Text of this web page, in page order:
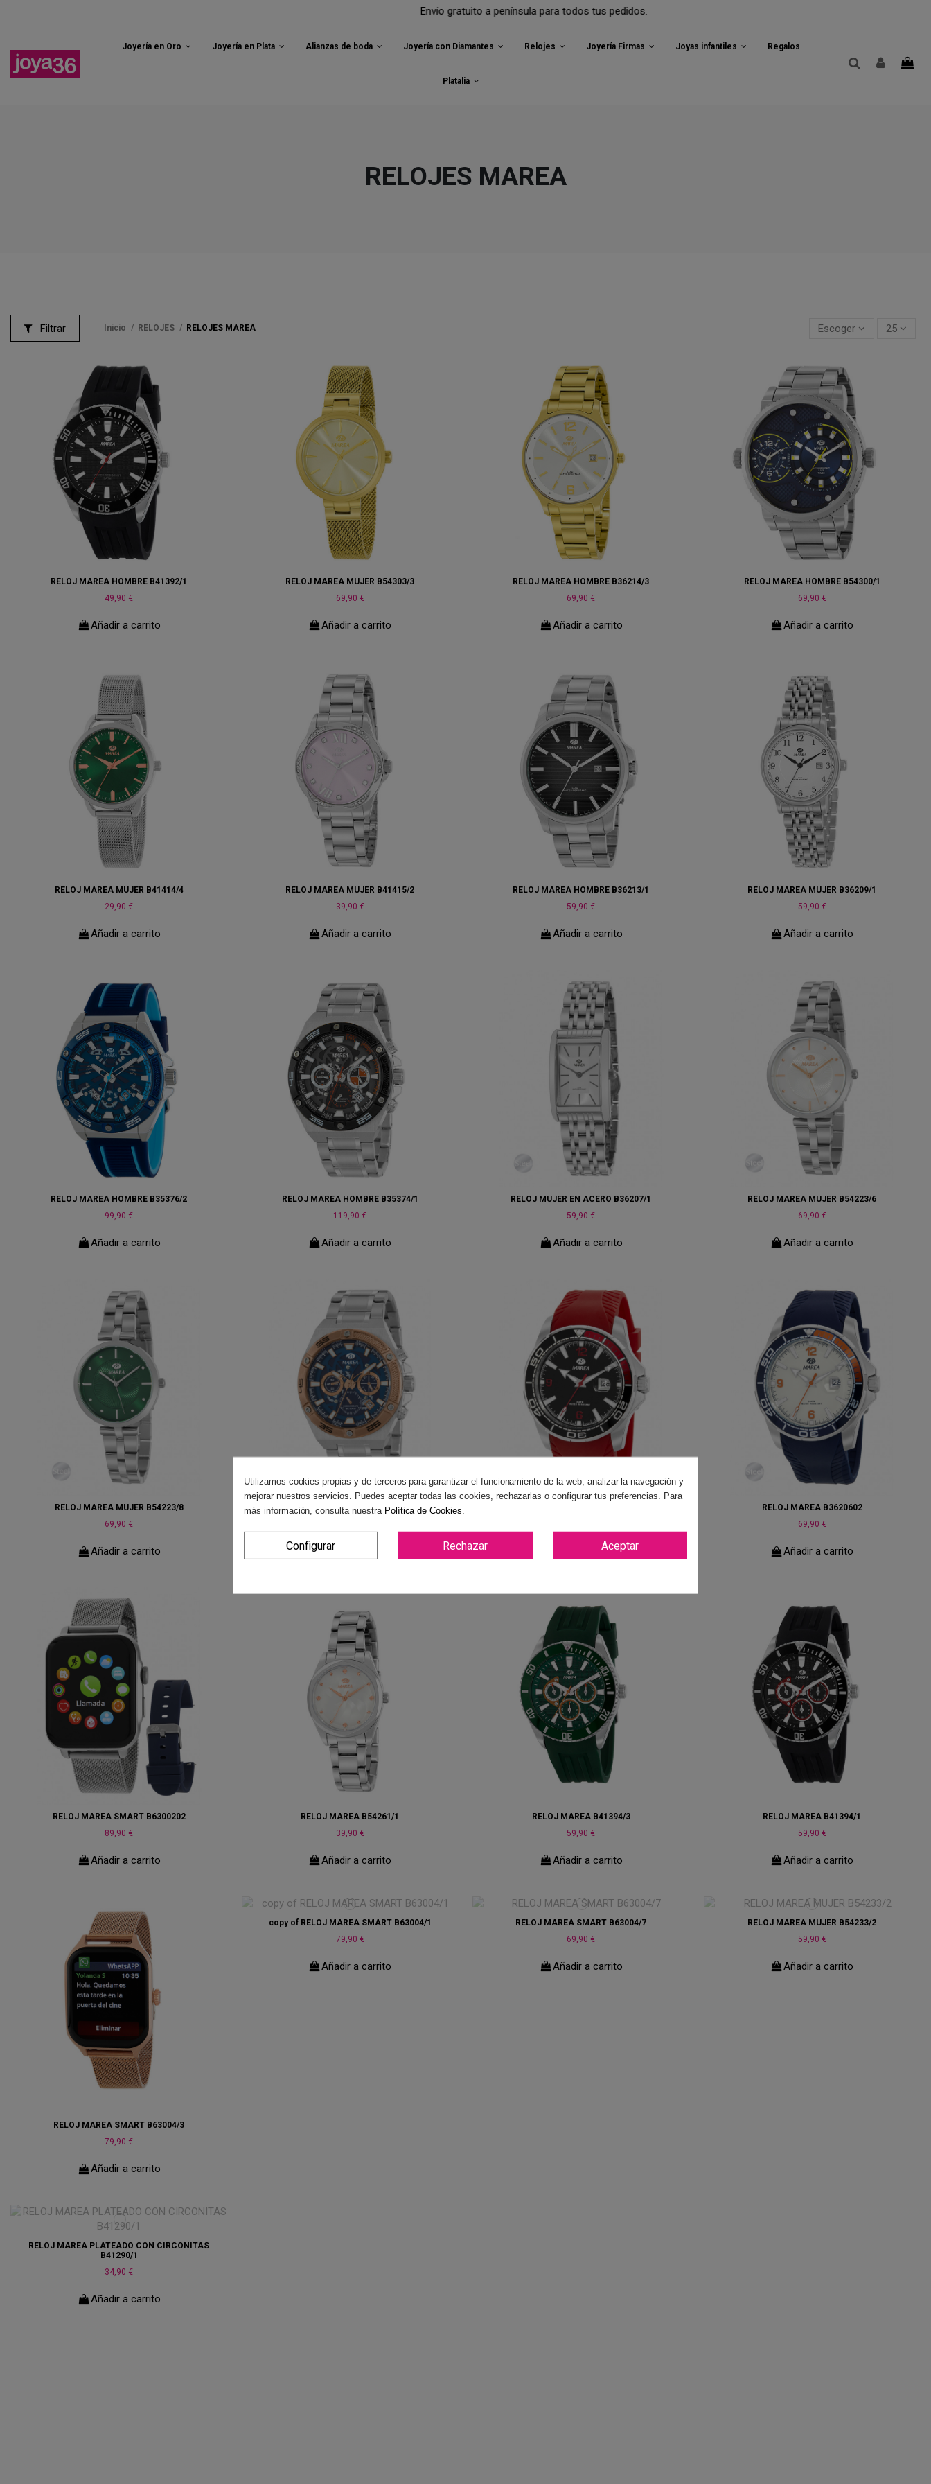
Envío gratuito a península para todos tus pedidos.
Joyería en Oro Joyería en Plata Alianzas de boda Joyería con Diamantes Relojes Joyería Firmas Joyas infantiles Regalos
Platalia
RELOJES MAREA
Filtrar Inicio RELOJES RELOJES MAREA Escoger 25
RELOJ MAREA HOMBRE B41392/1
49,90 €
Añadir a carrito
RELOJ MAREA MUJER B54303/3
69,90 €
Añadir a carrito
RELOJ MAREA HOMBRE B36214/3
69,90 €
Añadir a carrito
RELOJ MAREA HOMBRE B54300/1
69,90 €
Añadir a carrito
RELOJ MAREA MUJER B41414/4
29,90 €
Añadir a carrito
RELOJ MAREA MUJER B41415/2
39,90 €
Añadir a carrito
RELOJ MAREA HOMBRE B36213/1
59,90 €
Añadir a carrito
RELOJ MAREA MUJER B36209/1
59,90 €
Añadir a carrito
RELOJ MAREA HOMBRE B35376/2
99,90 €
Añadir a carrito
RELOJ MAREA HOMBRE B35374/1
119,90 €
Añadir a carrito
RELOJ MUJER EN ACERO B36207/1
59,90 €
Añadir a carrito
RELOJ MAREA MUJER B54223/6
69,90 €
Añadir a carrito
RELOJ MAREA MUJER B54223/8
69,90 €
Añadir a carrito
RELOJ MAREA HOMBRE B35374/3
Añadir a carrito Añadir a carrito
RELOJ MAREA B3620602
69,90 €
Añadir a carrito
RELOJ MAREA SMART B6300202
89,90 €
Añadir a carrito
RELOJ MAREA B54261/1
39,90 €
Añadir a carrito
RELOJ MAREA B41394/3
59,90 €
Añadir a carrito
RELOJ MAREA B41394/1
59,90 €
Añadir a carrito
RELOJ MAREA SMART B63004/3
79,90 €
Añadir a carrito
copy of RELOJ MAREA SMART B63004/1
79,90 €
Añadir a carrito
RELOJ MAREA SMART B63004/7
69,90 €
Añadir a carrito
RELOJ MAREA MUJER B54233/2
59,90 €
Añadir a carrito
RELOJ MAREA PLATEADO CON CIRCONITAS
B41290/1
34,90 €
Añadir a carrito
Utilizamos cookies propias y de terceros para garantizar el funcionamiento de la web, analizar la navegación y
mejorar nuestros servicios. Puedes aceptar todas las cookies, rechazarlas o configurar tus preferencias. Para
más información, consulta nuestra Política de Cookies
Configurar Rechazar Aceptar